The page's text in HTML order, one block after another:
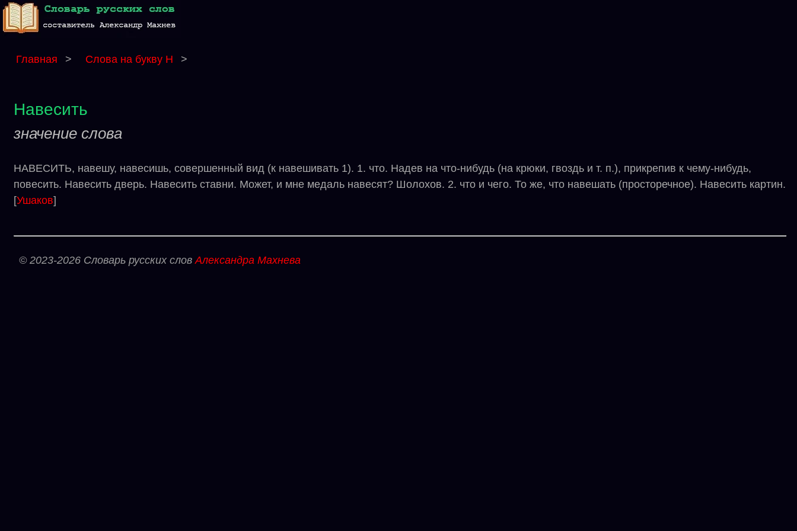
Главная > Слова на букву Н >
Навесить
значение слова
НАВЕСИТЬ, навешу, навесишь, совершенный вид (к навешивать 1). 1. что. Надев на что-нибудь (на крюки, гвоздь и т. п.), прикрепив к чему-нибудь,
повесить. Навесить дверь. Навесить ставни. Может, и мне медаль навесят? Шолохов. 2. что и чего. То же, что навешать (просторечное). Навесить картин.
[Ушаков]
© 2023-2026 Словарь русских словАлександра Махнева